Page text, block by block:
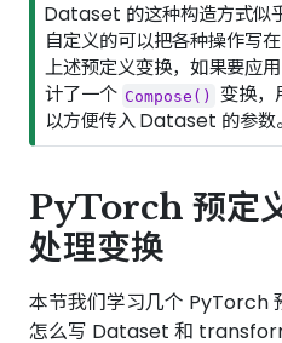
Dataset 的这种构造方式似
自定义的可以把各种操作写
上述预定义变换，如果要应
计了一个 Compose()
变换，
以方便传入 Dataset 的参数。
PyTorch 预定
处理变换
本节我们学习几个 PyTorch
怎么写 Dataset 和